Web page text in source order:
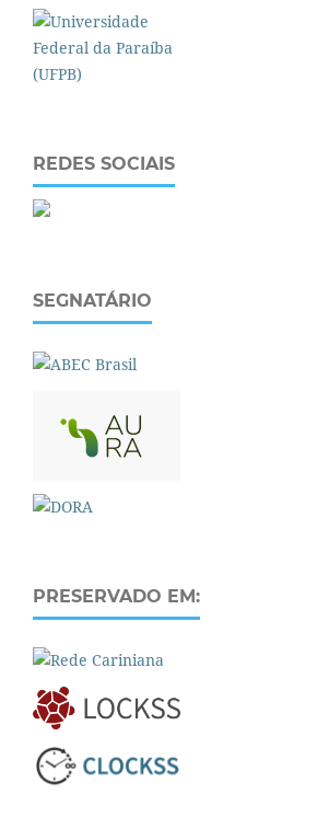
REDES SOCIAIS
SEGNATÁRIO
PRESERVADO EM: